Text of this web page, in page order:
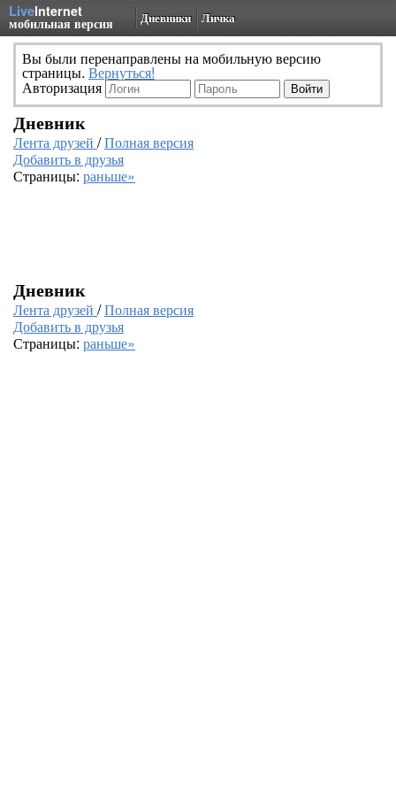
LiveInternet
мобильная версия Дневники Личка
Вы были перенаправлены на мобильную версию
страницы. Вернуться!
Авторизация
Дневник
Лента друзей /Полная версия
Добавить в друзья
Страницы: раньше»
Дневник
Лента друзей /Полная версия
Добавить в друзья
Страницы: раньше»